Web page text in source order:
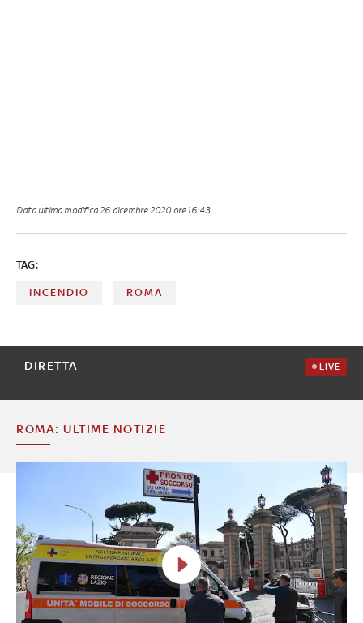
Data ultima modifica 26 dicembre 2020 ore 16:43
TAG:
INCENDIO ROMA
DIRETTA LIVE
ROMA: ULTIME NOTIZIE